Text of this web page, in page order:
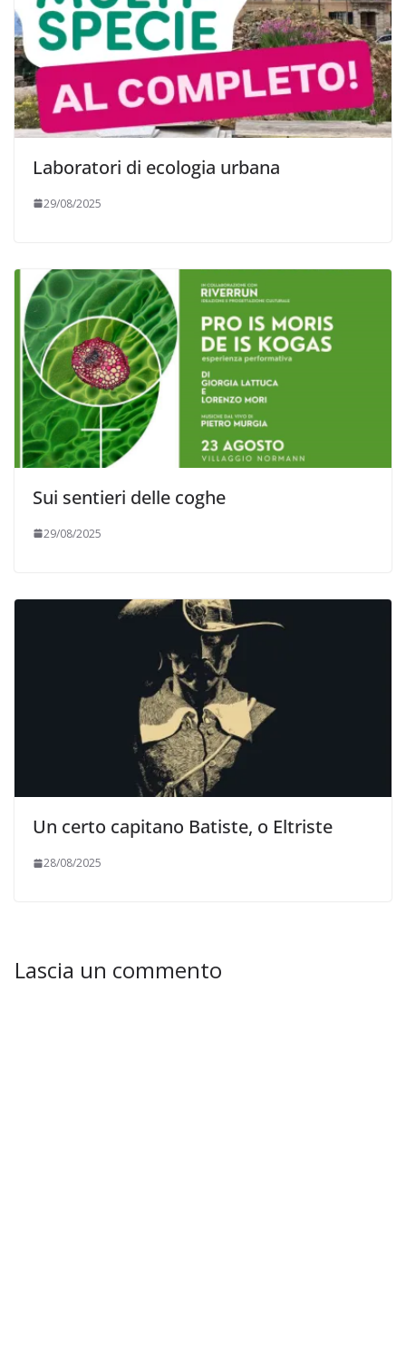
Laboratori di ecologia urbana
29/08/2025
Sui sentieri delle coghe
29/08/2025
Un certo capitano Batiste, o Eltriste
28/08/2025
Lascia un commento